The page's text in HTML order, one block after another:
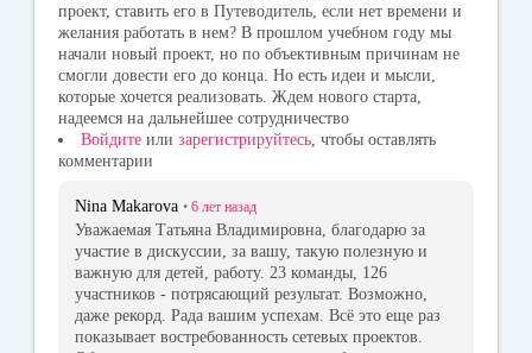
проект, ставить его в Путеводитель, если нет времени и
желания работать в нем? В прошлом учебном году мы
начали новый проект, но по объективным причинам не
смогли довести его до конца. Но есть идеи и мысли,
которые хочется реализовать. Ждем нового старта,
надеемся на дальнейшее сотрудничество
Войдите или зарегистрируйтесь , чтобы оставлять
комментарии
Nina Makarova • 6 лет назад
Уважаемая Татьяна Владимировна, благодарю за
участие в дискуссии, за вашу, такую полезную и
важную для детей, работу. 23 команды, 126
участников - потрясающий результат. Возможно,
даже рекорд. Рада вашим успехам. Всё это еще раз
показывает востребованность сетевых проектов.